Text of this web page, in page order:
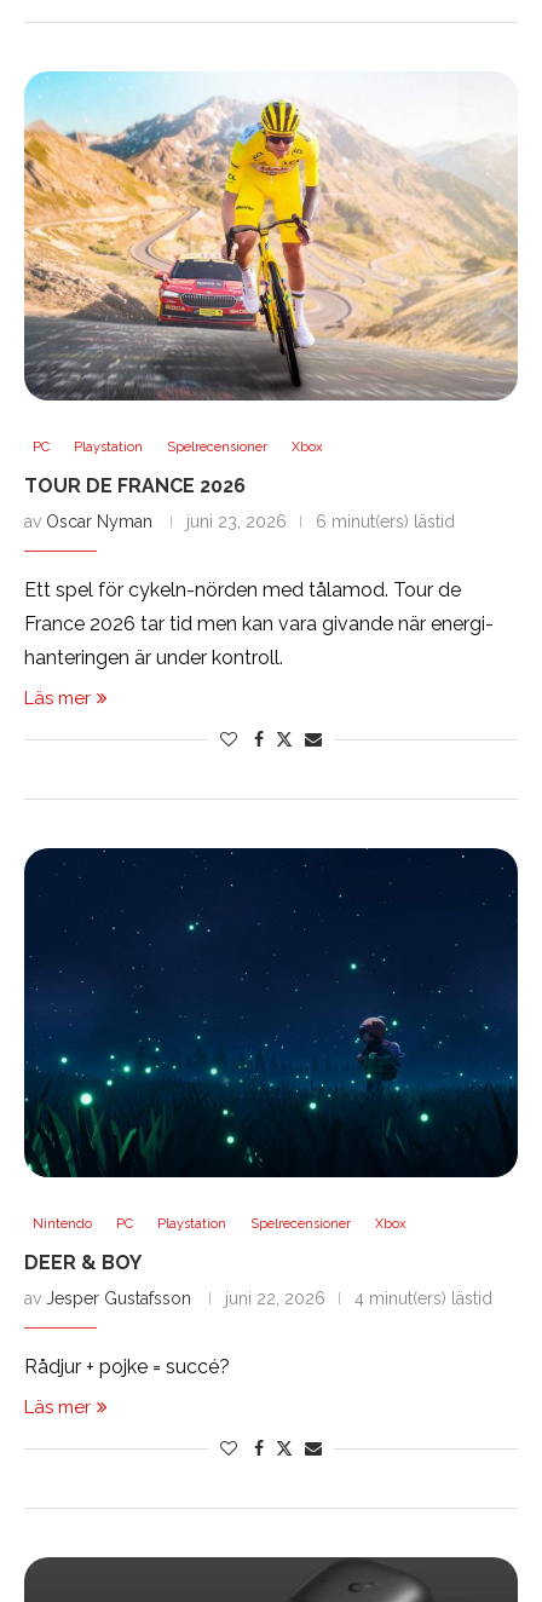
PC Playstation Spelrecensioner Xbox
TOUR DE FRANCE 2026
av Oscar Nyman juni 23, 2026 6 minut(ers) lästid
Ett spel för cykeln-nörden med tålamod. Tour de
France 2026 tar tid men kan vara givande när energi-
hanteringen är under kontroll.
Läs mer
Nintendo PC Playstation Spelrecensioner Xbox
DEER & BOY
av Jesper Gustafsson juni 22, 2026 4 minut(ers) lästid
Rådjur + pojke = succé?
Läs mer